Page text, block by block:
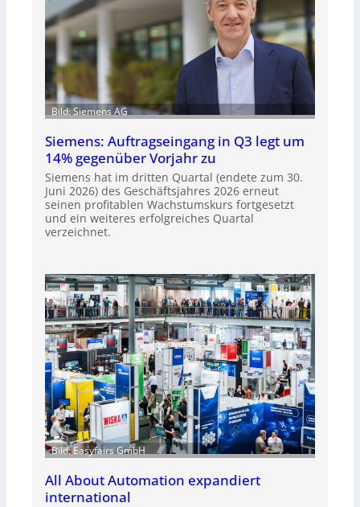
Bild: Siemens AG
Siemens: Auftragseingang in Q3 legt um
14% gegenüber Vorjahr zu
Siemens hat im dritten Quartal (endete zum 30.
Juni 2026) des Geschäftsjahres 2026 erneut
seinen profitablen Wachstumskurs fortgesetzt
und ein weiteres erfolgreiches Quartal
verzeichnet.
Bild: Easyfairs GmbH
All About Automation expandiert
international